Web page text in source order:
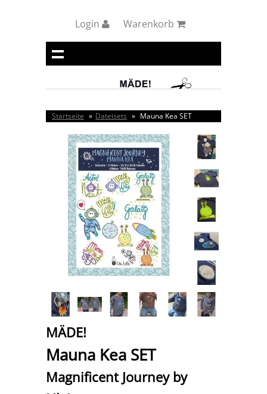
Login Warenkorb
Startseite » Dateisets » Mauna Kea SET
MÄDE!
Mauna Kea SET
Magnificent Journey by